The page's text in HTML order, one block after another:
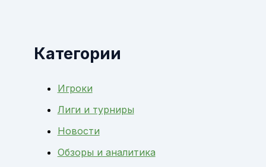
Категории
Игроки
Лиги и турниры
Новости
Обзоры и аналитика